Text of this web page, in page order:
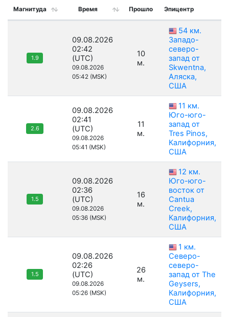
Магнитуда Время Прошло Эпицентр
1.9
09.08.2026
02:42
(UTC)
09.08.2026
05:42 (MSK)
10
м.
54 км.
Западо-
северо-
запад от
Skwentna,
Аляска,
США
2.6
09.08.2026
02:41
(UTC)
09.08.2026
05:41 (MSK)
11
м.
11 км.
Юго-юго-
запад от
Tres Pinos,
Калифорния,
США
1.5
09.08.2026
02:36
(UTC)
09.08.2026
05:36 (MSK)
16
м.
12 км.
Юго-юго-
восток от
Cantua
Creek,
Калифорния,
США
1.5
09.08.2026
02:26
(UTC)
09.08.2026
05:26 (MSK)
26
м.
1 км.
Северо-
северо-
запад от The
Geysers,
Калифорния,
США